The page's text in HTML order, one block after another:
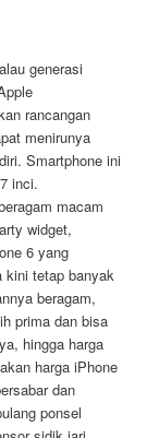
generasi
rancangan
menirunya
Smartphone ini
inci.
macam
widget,
6 yang
kini tetap banyak
beragam,
prima dan bisa
hingga harga
harga iPhone
dan
ponsel